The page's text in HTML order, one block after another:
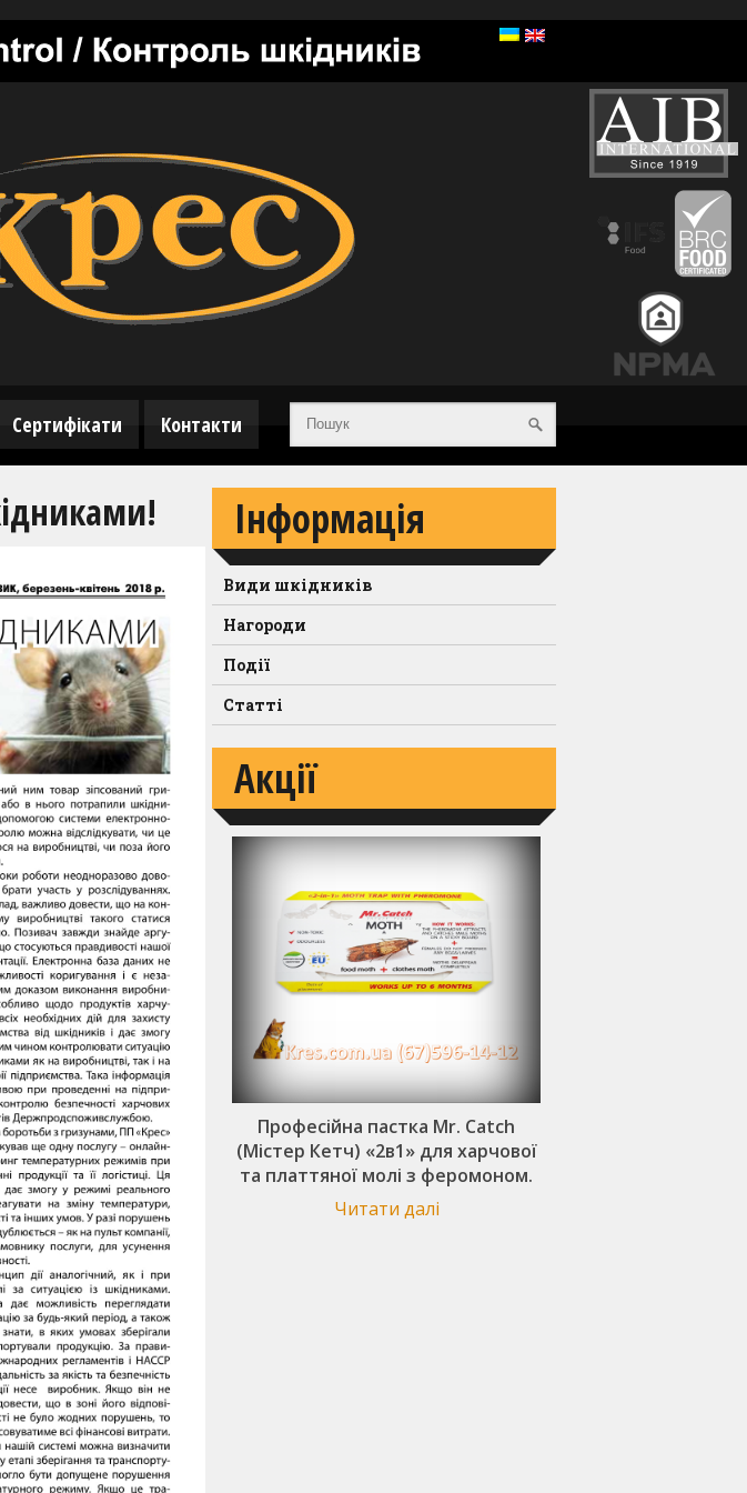
Сертифікати Контакти
Інформація
Види шкідників
Нагороди
Події
Статті
Акції
пастка Mr. Catch
для платтяної молі
феромоном 4
шт.
далі
Професійна пастка Mr. Catch
(Містер Кетч) «2в1» для харчової
та платтяної молі з феромоном.
Читати далі